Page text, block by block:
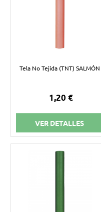
Tela No Tejida (TNT) SALMÓN
1,20 €
VER DETALLES